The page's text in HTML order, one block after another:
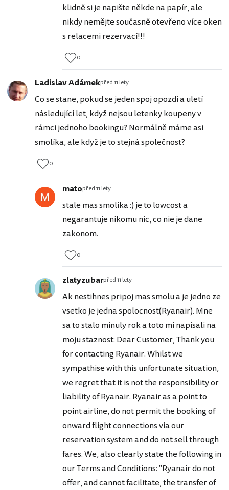
klidně si je napište někde na papír, ale
nikdy nemějte současně otevřeno více oken
s relacemi rezervací!!!
0
Ladislav Adámekpřed 11 lety
Co se stane, pokud se jeden spoj opozdí a uletí
následující let, když nejsou letenky koupeny v
rámci jednoho bookingu? Normálně máme asi
smolíka, ale když je to stejná společnost?
0
matopřed 11 lety
stale mas smolika :) je to lowcost a
negarantuje nikomu nic, co nie je dane
zakonom.
0
zlatyzubarpřed 11 lety
Ak nestihnes pripoj mas smolu a je jedno ze
vsetko je jedna spolocnost(Ryanair). Mne
sa to stalo minuly rok a toto mi napisali na
moju staznost: Dear Customer, Thank you
for contacting Ryanair. Whilst we
sympathise with this unfortunate situation,
we regret that it is not the responsibility or
liability of Ryanair. Ryanair as a point to
point airline, do not permit the booking of
onward flight connections via our
reservation system and do not sell through
fares. We, also clearly state the following in
our Terms and Conditions: "Ryanair do not
offer, and cannot facilitate, the transfer of